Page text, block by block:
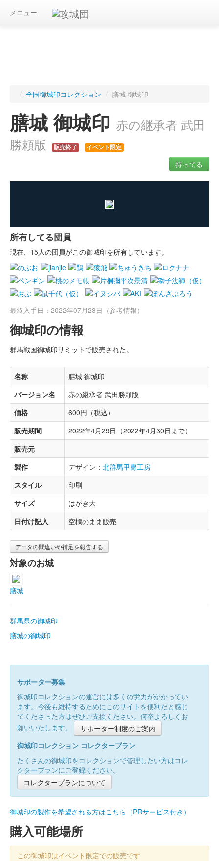
メニュー
/ 全国御城印コレクション / 膳城 御城印
膳城 御城印 赤の継承者 武田
勝頼版
販売終了 イベント限定
持ってる
所有してる団員
現在、15人の団員がこの御城印を所有しています。
最終入手日：2022年07月23日（参考情報）
御城印の情報
群馬戦国御城印サミットで販売された。
名称
膳城 御城印
バージョン名
赤の継承者 武田勝頼版
価格
600円（税込）
販売期間
2022年4月29日（2022年4月30日まで）
販売元
製作
デザイン： 北群馬甲冑工房
スタイル
印刷
サイズ
はがき大
日付け記入
空欄のまま販売
データの間違いや補足を報告する
対象のお城
膳城
群馬県の御城印
膳城の御城印
サポーター募集
御城印コレクションの運営には多くの労力がかかってい
ます。今後も維持するためにこのサイトを便利だと感じ
てくださった方はぜひご支援ください。何卒よろしくお
願いいたします。
サポーター制度のご案内
御城印コレクション コレクタープラン
たくさんの御城印をコレクションで管理したい方はコレ
クタープランにご登録ください。
コレクタープランについて
御城印の製作を希望される方はこちら（PRサービス付き）
購入可能場所
この御城印はイベント限定での販売です